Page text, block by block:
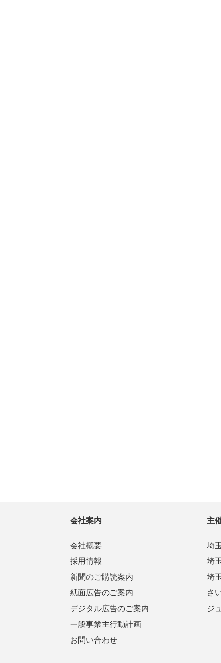
会社案内
会社概要
採用情報
新聞のご購読案内
紙面広告のご案内
デジタル広告のご案内
一般事業主行動計画
お問い合わせ
主
埼
埼
埼
さ
ジ